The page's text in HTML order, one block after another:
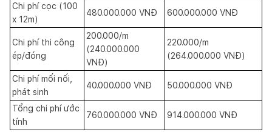
Chi phí cọc (100
x 12m)
480.000.000 VNĐ 600.000.000 VNĐ
Chi phí thi công
ép/đóng
200.000/m
(240.000.000
VNĐ)
220.000/m
(264.000.000 VNĐ)
Chi phí mối nối,
phát sinh
40.000.000 VNĐ 50.000.000 VNĐ
Tổng chi phí ước
tính
760.000.000 VNĐ 914.000.000 VNĐ